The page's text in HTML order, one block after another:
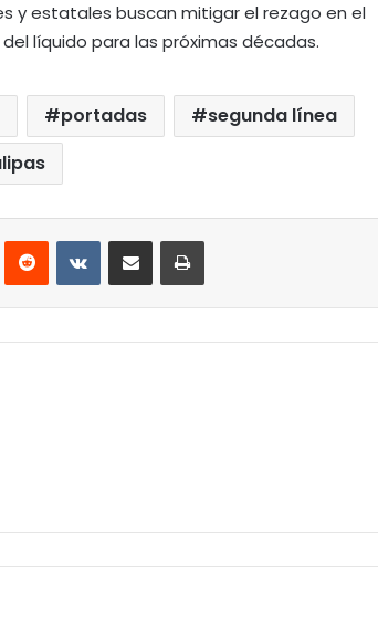
y estatales buscan mitigar el rezago en el
líquido para las próximas décadas.
portadas
segunda línea
Reddit VKontakteCompartir por correo electrónicoImprimir